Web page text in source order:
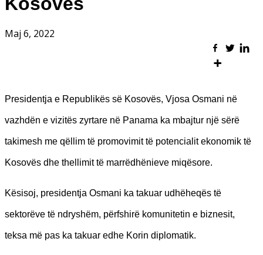
Maj 6, 2022
Presidentja e Republikës së Kosovës, Vjosa Osmani në
vazhdën e vizitës zyrtare në Panama ka mbajtur një sërë
takimesh me qëllim të promovimit të potencialit ekonomik të
Kosovës dhe thellimit të marrëdhënieve miqësore.
Kësisoj, presidentja Osmani ka takuar udhëheqës të
sektorëve të ndryshëm, përfshirë komunitetin e biznesit,
teksa më pas ka takuar edhe Korin diplomatik.